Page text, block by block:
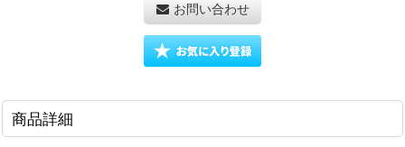
お問い合わせ
商品詳細